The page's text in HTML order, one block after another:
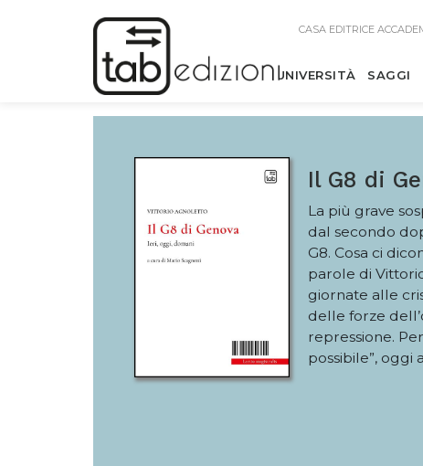
CASA EDITRICE
UNIVERSITÀ SAGGI
Il G8 di
La più grave
dal secondo
G8. Cosa ci
parole di
giornate alle
delle forze
repressione.
possibile”, oggi